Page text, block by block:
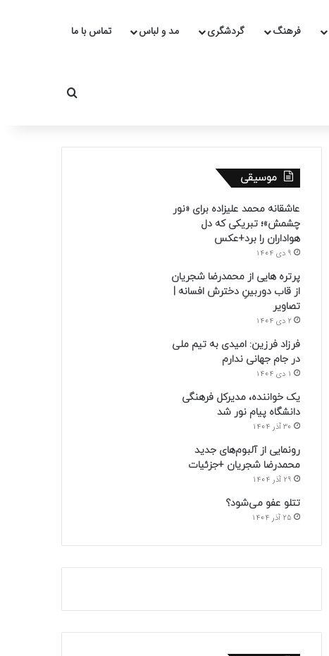
فرهنگ گردشگری مد و لباس تماس با ما
جستجو برای
موسیقی
عاشقانه محمد علیزاده برای «نور
چشمش»؛ تبریکی که دل
هواداران را برد+عکس
9 دی 1404
پرتره هایی از محمدرضا شجریان
از قاب دوربینِ دخترش افسانه |
تصاویر
2 دی 1404
فرزاد فرزین: امیدی به تیم ملی
در جام جهانی ندارم
1 دی 1404
یک خواننده، مدیرکل فرهنگی
دانشگاه پیام نور شد
30 آذر 1404
رونمایی از آلبوم‌های جدید
محمدرضا شجریان +جزئیات
29 آذر 1404
تتلو عفو می‌شود؟
25 آذر 1404